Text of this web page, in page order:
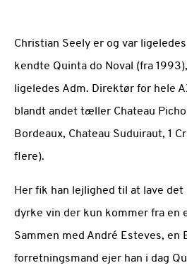
Christian Seely er og var
kendte Quinta do Noval (fra
ligeledes Adm. Direktør for hele
blandt andet tæller Chateau
Bordeaux, Chateau Suduiraut, 1
flere).
Her fik han lejlighed til at lave det
dyrke vin der kun kommer fra en
Sammen med André Esteves, en
forretningsmand ejer han i dag